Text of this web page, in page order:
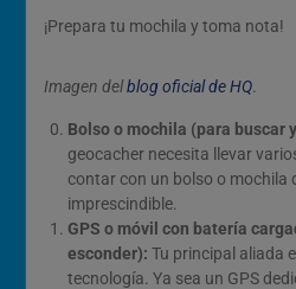
¡Prepara tu mochila y toma nota!
Imagen delblog oficial de HQ.
Bolso o mochila (para buscar
geocacher necesita llevar
contar con un bolso o mochila
imprescindible.
GPS o móvil con batería
esconder): Tu principal aliada
tecnología. Ya sea un GPS